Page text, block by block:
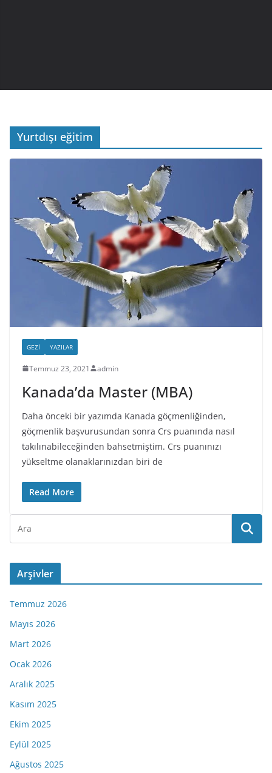
Yurtdışı eğitim
GEZI YAZILAR
Temmuz 23, 2021 admin
Kanada’da Master (MBA)
Daha önceki bir yazımda Kanada göçmenliğinden,
göçmenlik başvurusundan sonra Crs puanında nasıl
takılınabileceğinden bahsetmiştim. Crs puanınızı
yükseltme olanaklarınızdan biri de
Read More
Arşivler
Temmuz 2026
Mayıs 2026
Mart 2026
Ocak 2026
Aralık 2025
Kasım 2025
Ekim 2025
Eylül 2025
Ağustos 2025